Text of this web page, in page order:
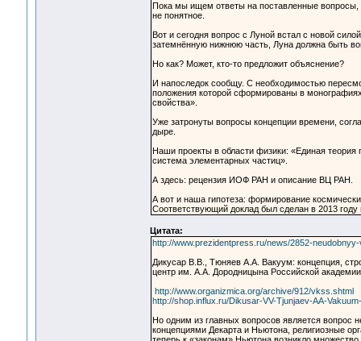
Пока мы ищем ответы на поставленные вопросы,
не понятное.
Вот и сегодня вопрос с Луной встал с новой
затемнённую нижнюю часть, Луна должна быть
Но как? Может, кто-то предложит объяснение?
И напоследок сообщу. С необходимостью
положения которой сформированы в
свойства».
Уже затронуты вопросы концепции времени,
дыре.
Наши проекты в области физики: «Единая
система элементарных частиц».
А здесь: рецензия ИОФ РАН и описание ВЦ РАН.
А вот и наша гипотеза: формирование
Соответствующий доклад был сделан в 2013
Цитата:
http://www.prezidentpress.ru/news/2852-
Дикусар В.В., Тюняев А.А. Вакуум: концепция,
центр им. А.А. Дородницына Российской
http://www.organizmica.org/archive/912/vkss.shtml
http://shop.influx.ru/Dikusar-VV-Tjunjaev-AA-
Но одним из главных вопросов является вопрос
концепциями Декарта и Ньютона, религиозные